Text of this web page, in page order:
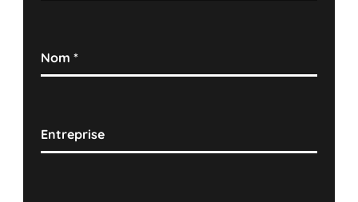
Nom*
Entreprise